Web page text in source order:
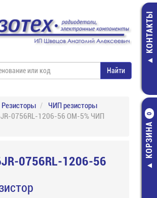
КОНТАКТЫ
КОРЗИНА
0
Резисторы
ЧИП резисторы
0756RL-1206-56 ОМ-5% ЧИП
0756RL-1206-56